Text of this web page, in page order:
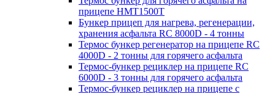
прицепе HMT1500T
Бункер прицеп для нагрева, регенерации,
хранения асфальта RC 8000D - 4 тонны
Термос бункер регенератор на прицепе RC
4000D - 2 тонны для горячего асфальта
Термос-бункер рециклер на прицепе RC
6000D - 3 тонны для горячего асфальта
Термос-бункер рециклер на прицепе с